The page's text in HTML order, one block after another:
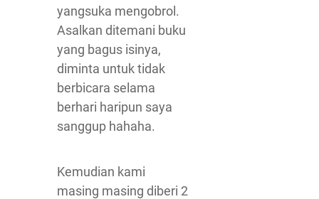
yangsuka mengobrol.
Asalkan ditemani buku
yang bagus isinya,
diminta untuk tidak
berbicara selama
berhari haripun saya
sanggup hahaha.
Kemudian kami
masing masing diberi 2